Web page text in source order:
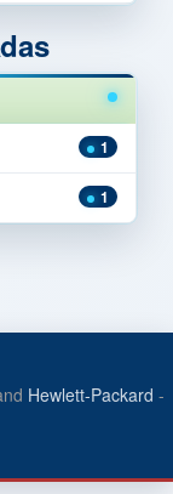
1
1
Hewlett-Packard -